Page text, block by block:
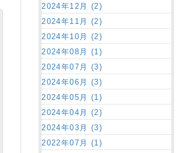
2024年12月 (2)
2024年11月 (2)
2024年10月 (2)
2024年08月 (1)
2024年07月 (3)
2024年06月 (3)
2024年05月 (1)
2024年04月 (2)
2024年03月 (3)
2022年07月 (1)